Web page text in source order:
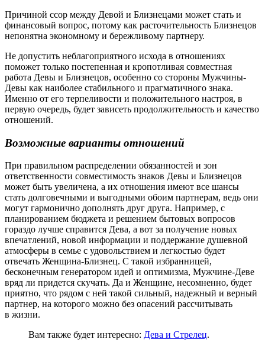
Причиной ссор между Девой и Близнецами может стать и
финансовый вопрос, потому как расточительность Близнецов
непонятна экономному и бережливому партнеру.
Не допустить неблагоприятного исхода в отношениях
поможет только постепенная и кропотливая совместная
работа Девы и Близнецов, особенно со стороны Мужчины-
Девы как наиболее стабильного и прагматичного знака.
Именно от его терпеливости и положительного настроя, в
первую очередь, будет зависеть продолжительность и качество
отношений.
Возможные варианты отношений
При правильном распределении обязанностей и зон
ответственности совместимость знаков Девы и Близнецов
может быть увеличена, а их отношения имеют все шансы
стать долговечными и выгодными обоим партнерам, ведь они
могут гармонично дополнять друг друга. Например, с
планированием бюджета и решением бытовых вопросов
гораздо лучше справится Дева, а вот за получение новых
впечатлений, новой информации и поддержание душевной
атмосферы в семье с удовольствием и легкостью будет
отвечать Женщина-Близнец. С такой избранницей,
бесконечным генератором идей и оптимизма, Мужчине-Деве
вряд ли придется скучать. Да и Женщине, несомненно, будет
приятно, что рядом с ней такой сильный, надежный и верный
партнер, на которого можно без опасений рассчитывать
в жизни.
Вам также будет интересно: Дева и Стрелец.